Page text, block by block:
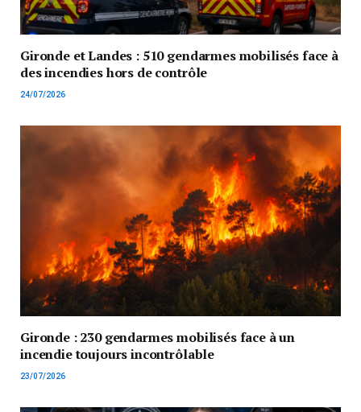
Gironde et Landes : 510 gendarmes mobilisés face à
des incendies hors de contrôle
24/07/2026
Gironde : 230 gendarmes mobilisés face à un
incendie toujours incontrôlable
23/07/2026